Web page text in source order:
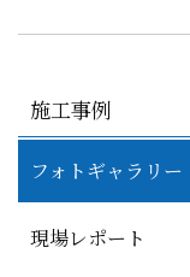
施工事例
フォトギャラリー
現場レポート